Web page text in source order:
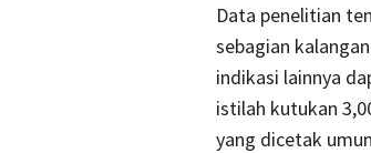
Data penelitian
sebagian
indikasi lainnya
istilah kutukan
yang dicetak